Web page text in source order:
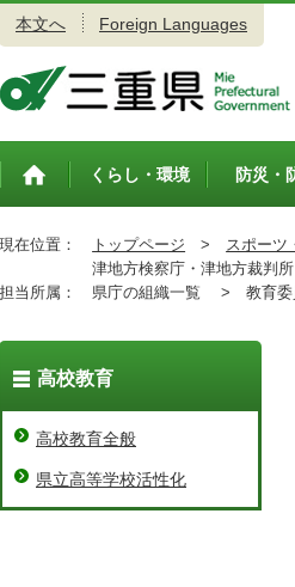
本文へ Foreign Languages
トップペ
くらし・環境 防災・
現在位置： トップページ > スポーツ
津地方検察庁・津地方裁判
担当所属：
県庁の組織一覧 > 教育
高校教育
高校教育全般
県立高等学校活性化